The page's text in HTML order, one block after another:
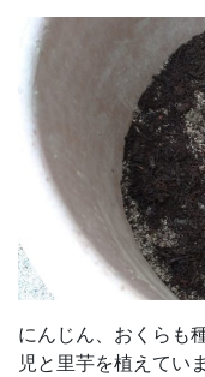
にんじん、おくらも
児と里芋を植えてい